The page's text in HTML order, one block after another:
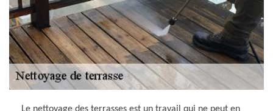
Le nettoyage des terrasses est un travail qui ne peut en